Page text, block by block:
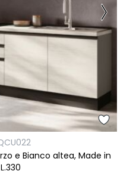
e Bianco altea, Made in